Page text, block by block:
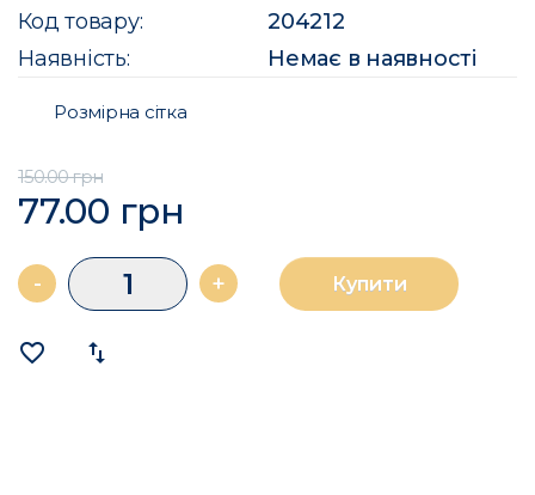
Код товару:
204212
Наявність:
Немає в наявності
Розмірна сітка
150.00 грн
77.00 грн
- + Купити
favorite_border import_export